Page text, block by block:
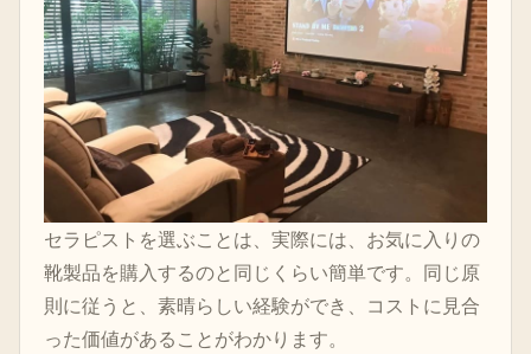
セラピストを選ぶことは、実際には、お気に入りの
靴製品を購入するのと同じくらい簡単です。同じ原
則に従うと、素晴らしい経験ができ、コストに見合
った価値があることがわかります。